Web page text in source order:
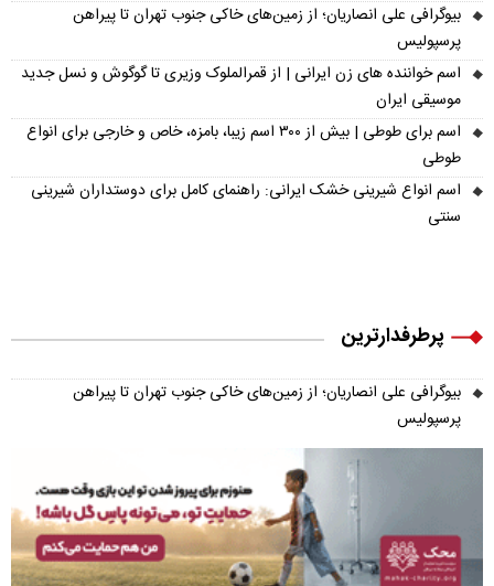
بیوگرافی علی انصاریان؛ از زمین‌های خاکی جنوب تهران تا پیراهن
پرسپولیس
اسم خواننده های زن ایرانی | از قمرالملوک وزیری تا گوگوش و نسل جدید
موسیقی ایران
اسم برای طوطی | بیش از ۳۰۰ اسم زیبا، بامزه، خاص و خارجی برای انواع
طوطی
اسم انواع شیرینی خشک ایرانی: راهنمای کامل برای دوستداران شیرینی
سنتی
پرطرفدارترین
بیوگرافی علی انصاریان؛ از زمین‌های خاکی جنوب تهران تا پیراهن
پرسپولیس